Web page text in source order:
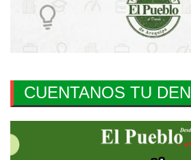
CUENTANOS TU